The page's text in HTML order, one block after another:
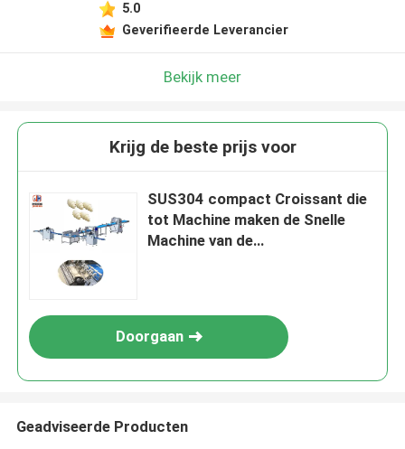
5.0
Geverifieerde Leverancier
Bekijk meer
Krijg de beste prijs voor
SUS304 compact Croissant die
tot Machine maken de Snelle
Machine van de
Doorgaan
Geadviseerde Producten